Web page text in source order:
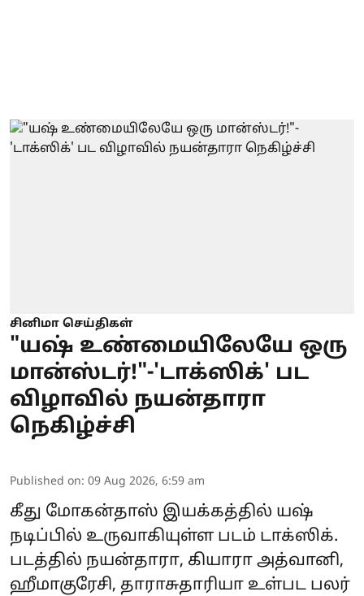
சினிமா செய்திகள்
"யஷ் உண்மையிலேயே ஒரு
மான்ஸ்டர்!"-'டாக்ஸிக்' பட
விழாவில் நயன்தாரா
நெகிழ்ச்சி
Published on: 09 Aug 2026, 6:59 am
கீது மோகன்தாஸ் இயக்கத்தில் யஷ்
நடிப்பில் உருவாகியுள்ள படம் டாக்ஸிக்.
படத்தில் நயன்தாரா, கியாரா அத்வானி,
ஹீமாகுரேசி, தாராசுதாரியா உள்பட பலர்